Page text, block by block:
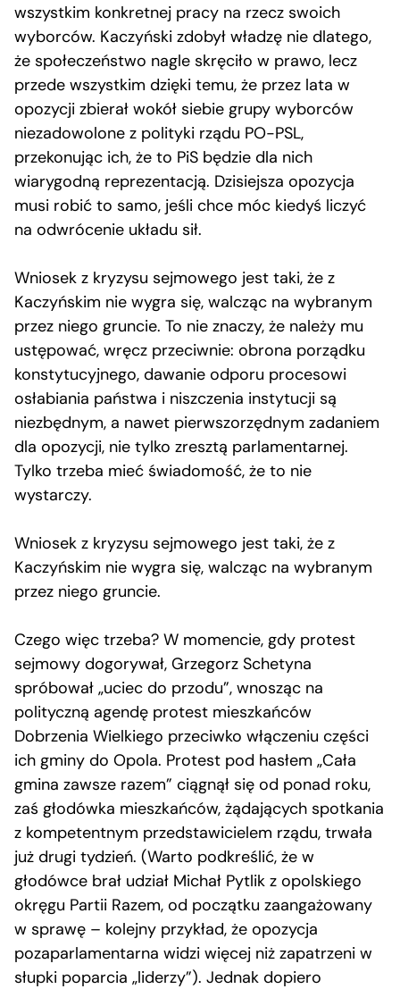
wszystkim konkretnej pracy na rzecz swoich
wyborców. Kaczyński zdobył władzę nie dlatego,
że społeczeństwo nagle skręciło w prawo, lecz
przede wszystkim dzięki temu, że przez lata w
opozycji zbierał wokół siebie grupy wyborców
niezadowolone z polityki rządu PO-PSL,
przekonując ich, że to PiS będzie dla nich
wiarygodną reprezentacją. Dzisiejsza opozycja
musi robić to samo, jeśli chce móc kiedyś liczyć
na odwrócenie układu sił.
Wniosek z kryzysu sejmowego jest taki, że z
Kaczyńskim nie wygra się, walcząc na wybranym
przez niego gruncie. To nie znaczy, że należy mu
ustępować, wręcz przeciwnie: obrona porządku
konstytucyjnego, dawanie odporu procesowi
osłabiania państwa i niszczenia instytucji są
niezbędnym, a nawet pierwszorzędnym zadaniem
dla opozycji, nie tylko zresztą parlamentarnej.
Tylko trzeba mieć świadomość, że to nie
wystarczy.
Wniosek z kryzysu sejmowego jest taki, że z
Kaczyńskim nie wygra się, walcząc na wybranym
przez niego gruncie.
Czego więc trzeba? W momencie, gdy protest
sejmowy dogorywał, Grzegorz Schetyna
spróbował „uciec do przodu”, wnosząc na
polityczną agendę protest mieszkańców
Dobrzenia Wielkiego przeciwko włączeniu części
ich gminy do Opola. Protest pod hasłem „Cała
gmina zawsze razem” ciągnął się od ponad roku,
zaś głodówka mieszkańców, żądających spotkania
z kompetentnym przedstawicielem rządu, trwała
już drugi tydzień. (Warto podkreślić, że w
głodówce brał udział Michał Pytlik z opolskiego
okręgu Partii Razem, od początku zaangażowany
w sprawę – kolejny przykład, że opozycja
pozaparlamentarna widzi więcej niż zapatrzeni w
słupki poparcia „liderzy”). Jednak dopiero